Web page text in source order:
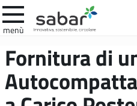
menù
nel
sito
Fornitura di